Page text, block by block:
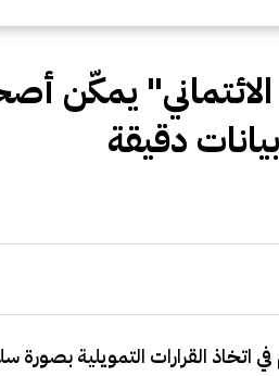
الائتماني" يمكّن
دقيقة
القرارات التمويلية بصورة